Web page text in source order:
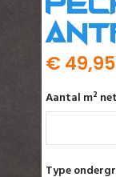
€49,95
Aantal m²
Type